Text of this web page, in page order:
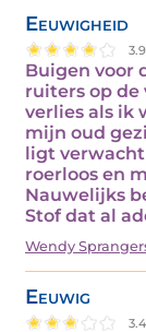
Eeuwigheid
Buigen voor
ruiters op
verlies als ik
mijn oud
ligt
roerloos en
Nauwelijks
Stof dat al
Wendy
Eeuwig